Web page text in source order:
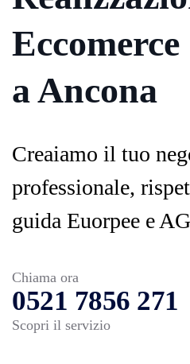
Eccomerce
a Ancona
Creaiamo il tuo
professionale,
guida Euorpee e
Chiama ora
0521 7856 271
Scopri il servizio